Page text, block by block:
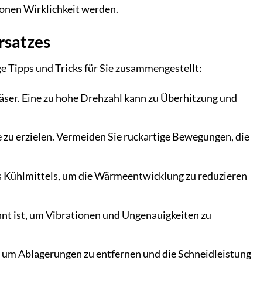
Wirklichkeit werden.
Tipps und Tricks für Sie zusammengestellt:
Eine zu hohe Drehzahl kann zu Überhitzung und
erzielen. Vermeiden Sie ruckartige Bewegungen, die
um die Wärmeentwicklung zu reduzieren
ist, um Vibrationen und Ungenauigkeiten zu
Ablagerungen zu entfernen und die Schneidleistung